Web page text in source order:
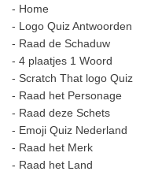
- Home
- Logo Quiz Antwoorden
- Raad de Schaduw
- 4 plaatjes 1 Woord
- Scratch That logo Quiz
- Raad het Personage
- Raad deze Schets
- Emoji Quiz Nederland
- Raad het Merk
- Raad het Land